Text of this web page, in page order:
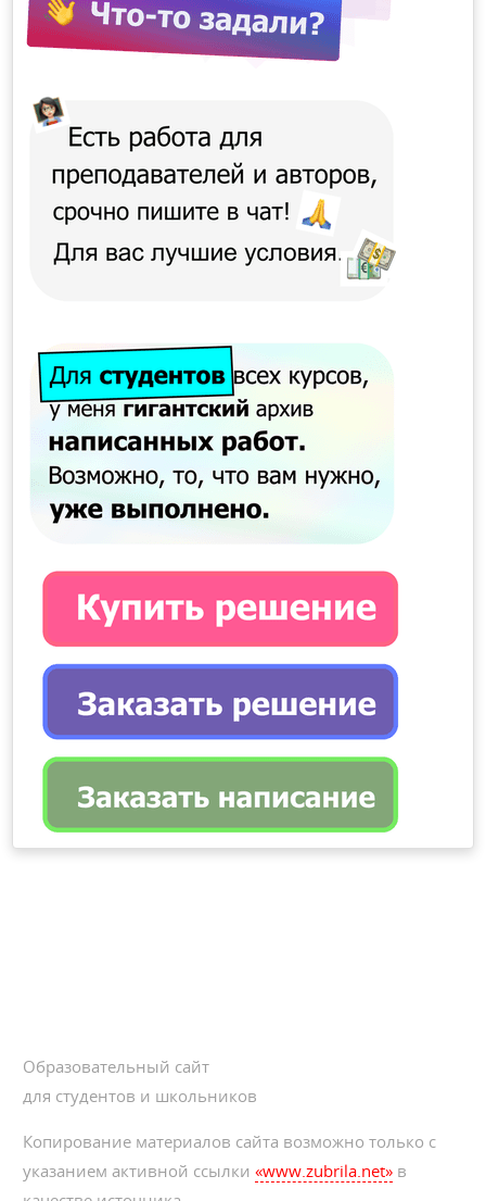
Образовательный сайт
для студентов и школьников
Копирование материалов сайта возможно только с
указанием активной ссылки«www.zubrila.net» в